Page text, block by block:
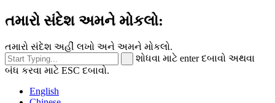
તમારો સંદેશ અમને મોકલો:
તમારો સંદેશ અહીં લખો અને અમને મોકલો.
શોધવા માટે enter દબાવો અથવા
બંધ કરવા માટે ESC દબાવો.
English